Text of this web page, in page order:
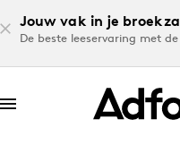
Jouw vak in je
De beste leeservaring met